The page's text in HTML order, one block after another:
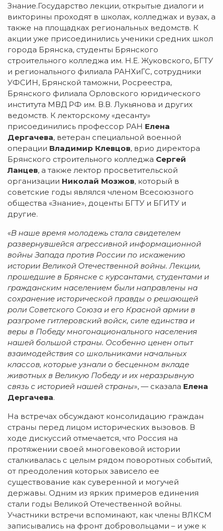
Знание.Государство лекции, открытые диалоги и
викторины проходят в школах, колледжах и вузах, а
также на площадках региональных ведомств. К
акции уже присоединились ученики средних школ
города Брянска, студенты Брянского
строительного колледжа им. Н.Е. Жуковского, БГТУ
и регионального филиала РАНХиГС, сотрудники
УФСИН, Брянской таможни, Росреестра,
Брянского филиала Орловского юридического
института МВД РФ им. В.В. Лукьянова и других
ведомств. К лекторскому «десанту»
присоединились профессор РАН Елена
Дергачева, ветеран специальной военной
операции Владимир Клевцов, врио директора
Брянского строительного колледжа Сергей
Ланцев, а также лектор просветительской
организации Николай Мозжов, который в
советские годы являлся членом Всесоюзного
общества «Знание», доценты БГТУ и БГИТУ и
другие.
«В наше время молодежь стала свидетелем
развернувшейся агрессивной информационной
войны Запада против России по искажению
истории Великой Отечественной войны. Лекции,
прошедшие в Брянске с курсантами, студентами и
гражданским населением были направлены на
сохранение исторической правды о решающей
роли Советского Союза и его Красной армии в
разгроме гитлеровский войск, силе единства и
веры в Победу многонационального населения
нашей большой страны. Особенно ценен опыт
взаимодействия со школьниками начальных
классов, которые узнали о бесценном вкладе
животных в Великую Победу и их неразрывную
связь с историей нашей страны», — сказала Елена
Дергачева.
На встречах обсуждают консолидацию граждан
страны перед лицом исторических вызовов. В
ходе дискуссий отмечается, что Россия на
протяжении своей многовековой истории
сталкивалась с целым рядом поворотных событий,
от преодоления которых зависело ее
существование как суверенной и могучей
державы. Одним из ярких примеров единения
стали годы Великой Отечественной войны.
Участники встречи вспоминают, как члены ВЛКСМ
записывались на фронт добровольцами – и уже к